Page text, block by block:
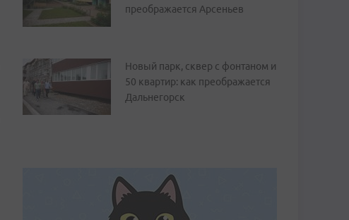
преображается Арсеньев
Новый парк, сквер с фонтаном и
50 квартир: как преображается
Дальнегорск